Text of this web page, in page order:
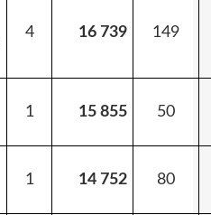
4 16 739 149
1 15 855 50
1 14 752 80